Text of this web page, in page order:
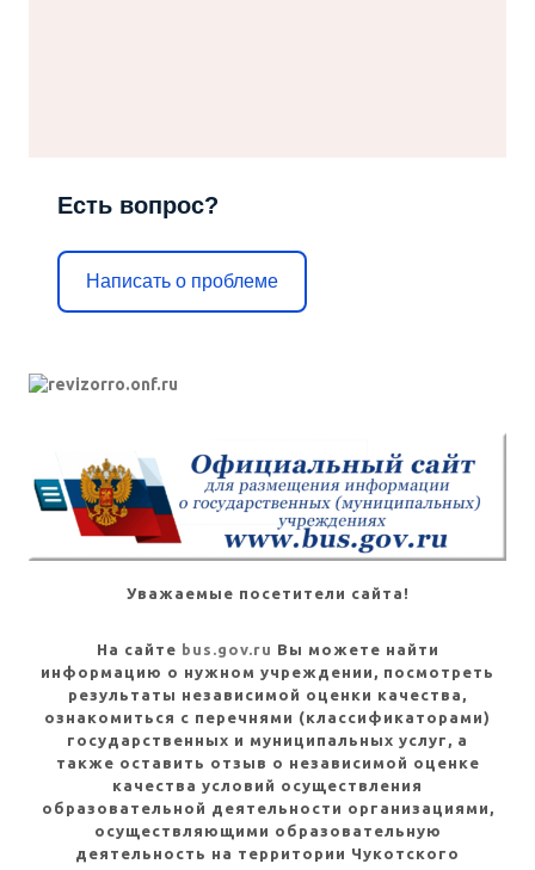
Есть вопрос?
Написать о проблеме
Уважаемые посетители сайта!
На сайте bus.gov.ru Вы можете найти
информацию о нужном учреждении, посмотреть
результаты независимой оценки качества,
ознакомиться с перечнями (классификаторами)
государственных и муниципальных услуг, а
также оставить отзыв о независимой оценке
качества условий осуществления
образовательной деятельности организациями,
осуществляющими образовательную
деятельность на территории Чукотского